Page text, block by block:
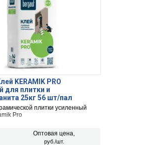
KERAMIK PRO
для плитки и
25кг 56 шт/пал
плитки усиленный
Pro
Оптовая цена,
руб./шт.